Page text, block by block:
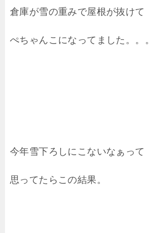
倉庫が雪の重みで屋根が抜けて
ぺちゃんこになってました。。。
今年雪下ろしにこないなぁって
思ってたらこの結果。